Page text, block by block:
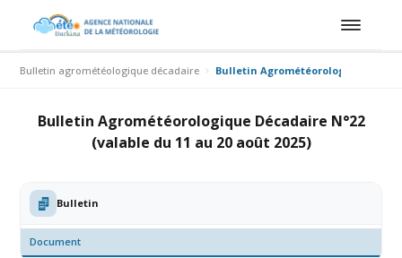
Bulletin agrométéologique décadaire Bulletin Agrométéorologique
Bulletin Agrométéorologique Décadaire N°22
(valable du 11 au 20 août 2025)
Bulletin
Document